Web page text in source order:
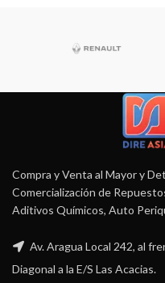
Compra y Venta al Mayor y
Comercialización de
Aditivos Químicos, Auto
Av. Aragua Local 242, al
Diagonal a la E/S Las Acacias.